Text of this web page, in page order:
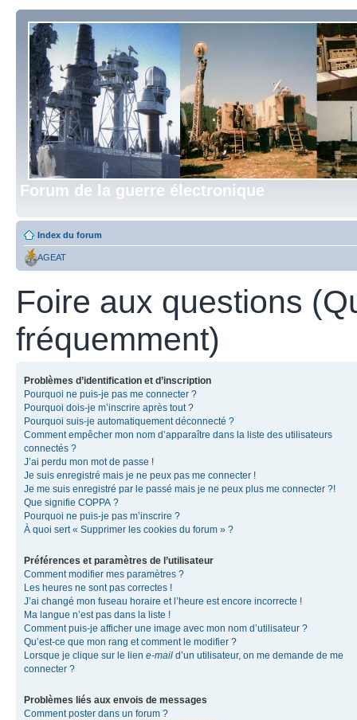
Forum de la guerre électronique
Index du forum
AGEAT
Foire aux questions
fréquemment)
Problèmes d’identification et d’inscription
Pourquoi ne puis-je pas me connecter ?
Pourquoi dois-je m’inscrire après tout ?
Pourquoi suis-je automatiquement déconnecté ?
Comment empêcher mon nom d’apparaître dans la liste des utilisateurs
connectés ?
J’ai perdu mon mot de passe !
Je suis enregistré mais je ne peux pas me connecter !
Je me suis enregistré par le passé mais je ne peux plus me connecter ?!
Que signifie COPPA ?
Pourquoi ne puis-je pas m’inscrire ?
À quoi sert « Supprimer les cookies du forum » ?
Préférences et paramètres de l’utilisateur
Comment modifier mes paramètres ?
Les heures ne sont pas correctes !
J’ai changé mon fuseau horaire et l’heure est encore incorrecte !
Ma langue n’est pas dans la liste !
Comment puis-je afficher une image avec mon nom d’utilisateur ?
Qu’est-ce que mon rang et comment le modifier ?
Lorsque je clique sur le lien e-mail d’un utilisateur, on me demande de me
connecter ?
Problèmes liés aux envois de messages
Comment poster dans un forum ?